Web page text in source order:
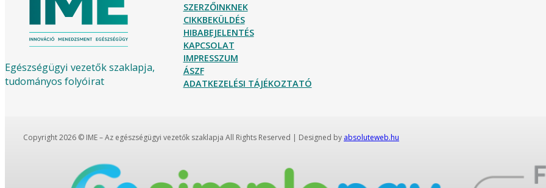
Egészségügyi vezetők szaklapja,
tudományos folyóirat
SZERZŐINKNEK
CIKKBEKÜLDÉS
HIBABEJELENTÉS
KAPCSOLAT
IMPRESSZUM
ÁSZF
ADATKEZELÉSI TÁJÉKOZTATÓ
Copyright 2026 © IME – Az egészségügyi vezetők szaklapja All Rights Reserved | Designed by absoluteweb.hu